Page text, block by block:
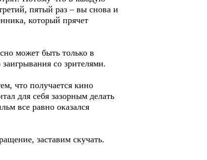
пятый раз – вы снова и
который прячет
может быть только в
со зрителями.
что получается кино
для себя зазорным делать
все равно оказался
заставим скучать.